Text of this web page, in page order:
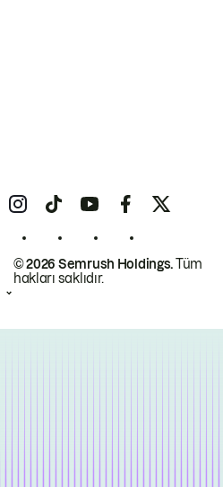
© 2026 Semrush Holdings.Tüm
hakları saklıdır.